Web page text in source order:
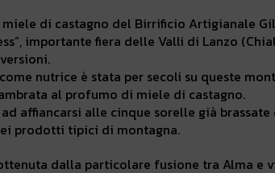
di castagno del Birrificio Artigianale
importante fiera delle Valli di Lanzo
nutrice è stata per secoli su queste
al profumo di miele di castagno.
affiancarsi alle cinque sorelle già
prodotti tipici di montagna.
dalla particolare fusione tra Alma e